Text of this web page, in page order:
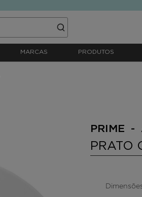
MARCAS PRODUTOS
PRIME -
PRATO